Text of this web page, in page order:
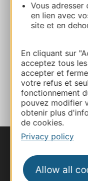
Vous adresser
en lien avec
site et en
En cliquant sur
acceptez tous
accepter et
votre refus et
fonctionnement
pouvez modifier
obtenir plus
de cookies.
Privacy policy
Allow all
Website
Facebook
ADD TO